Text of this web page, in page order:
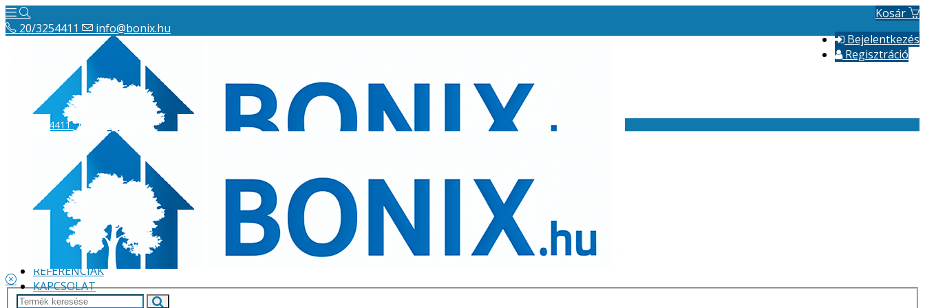
Kosár
Bejelentkezés
Regisztráció
20/3254411 info@bonix.hu
Hírek
ÁSZF
VÁLLALKOZÁS BEMUTATÁSA
GARANCIA
FIZETÉSI ÉS SZÁLLÍTÁSI INFORMÁCIÓK
REFERENCIÁK
KAPCSOLAT
KUPONOK
20/3254411 info@bonix.hu